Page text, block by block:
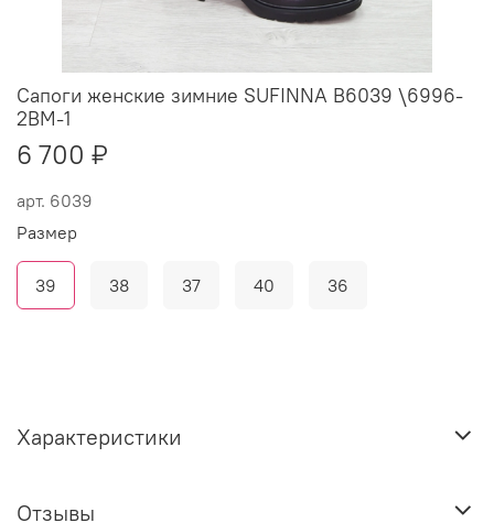
арт. 6039
Сапоги женские зимние SUFINNA B6039 \6996-
2BM-1
6 700 ₽
Размер
39 38 37 40 36
Характеристики
Отзывы